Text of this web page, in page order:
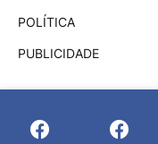
POLÍTICA
PUBLICIDADE